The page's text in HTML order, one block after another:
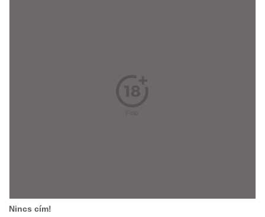
Nincs cím!